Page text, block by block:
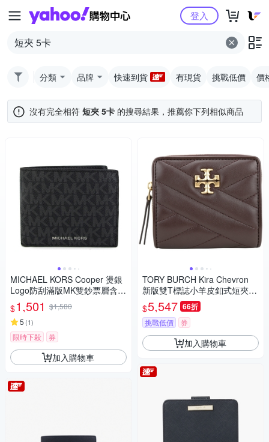
Yahoo購物中心登入
分類 品牌 快速到貨 有現貨 挑戰低價 價
沒有完全相符 短夾 5卡 的搜尋結果，推薦你下列相似商品
MICHAEL KORS Cooper 燙銀
Logo防刮滿版MK雙鈔票層含零
錢袋對開式短夾(黑色)
$1,501 $1,580
5 (1)
限時下殺 券
加入購物車
TORY BURCH Kira Chevron
新版雙T標誌小羊皮釦式短夾
(酒紅色)
$5,547 66折
挑戰低價 券
加入購物車